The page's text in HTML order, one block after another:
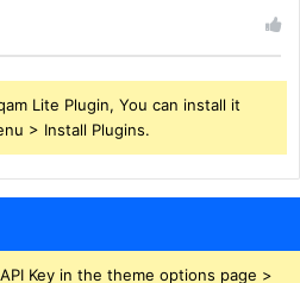
Lite Plugin, You can install it
> Install Plugins.
Key in the theme options page >